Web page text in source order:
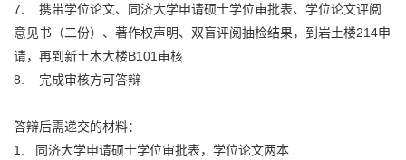
7. 携带学位论文、同济大学申请硕士学位审批表、学位论文评阅
意见书（二份）、著作权声明、双盲评阅抽检结果，到岩土楼214申
请，再到新土木大楼B101审核
8. 完成审核方可答辩
答辩后需递交的材料：
1. 同济大学申请硕士学位审批表，学位论文两本